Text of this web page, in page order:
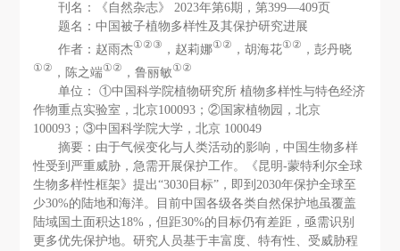
刊名：《自然杂志》 2023年第6期，第399—409页
题名：中国被子植物多样性及其保护研究进展
作者：赵雨杰①②③ ，赵莉娜①② ，胡海花①② ，彭丹晓
①② ，陈之端①② ，鲁丽敏①②
单位： ①中国科学院植物研究所 植物多样性与特色经济
作物重点实验室，北京100093；②国家植物园，北京
100093；③中国科学院大学，北京 100049
摘要：由于气候变化与人类活动的影响，中国生物多样
性受到严重威胁，急需开展保护工作。《昆明-蒙特利尔全球
生物多样性框架》提出“3030目标”，即到2030年保护全球至
少30%的陆地和海洋。目前中国各级各类自然保护地虽覆盖
陆域国土面积达18%，但距30%的目标仍有差距，亟需识别
更多优先保护地。研究人员基于丰富度、特有性、受威胁程